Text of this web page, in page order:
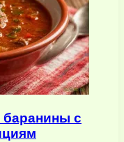
баранины с